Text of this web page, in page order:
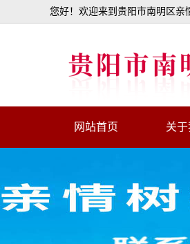
您好！欢迎来到贵阳市南明区
网站首页 关于